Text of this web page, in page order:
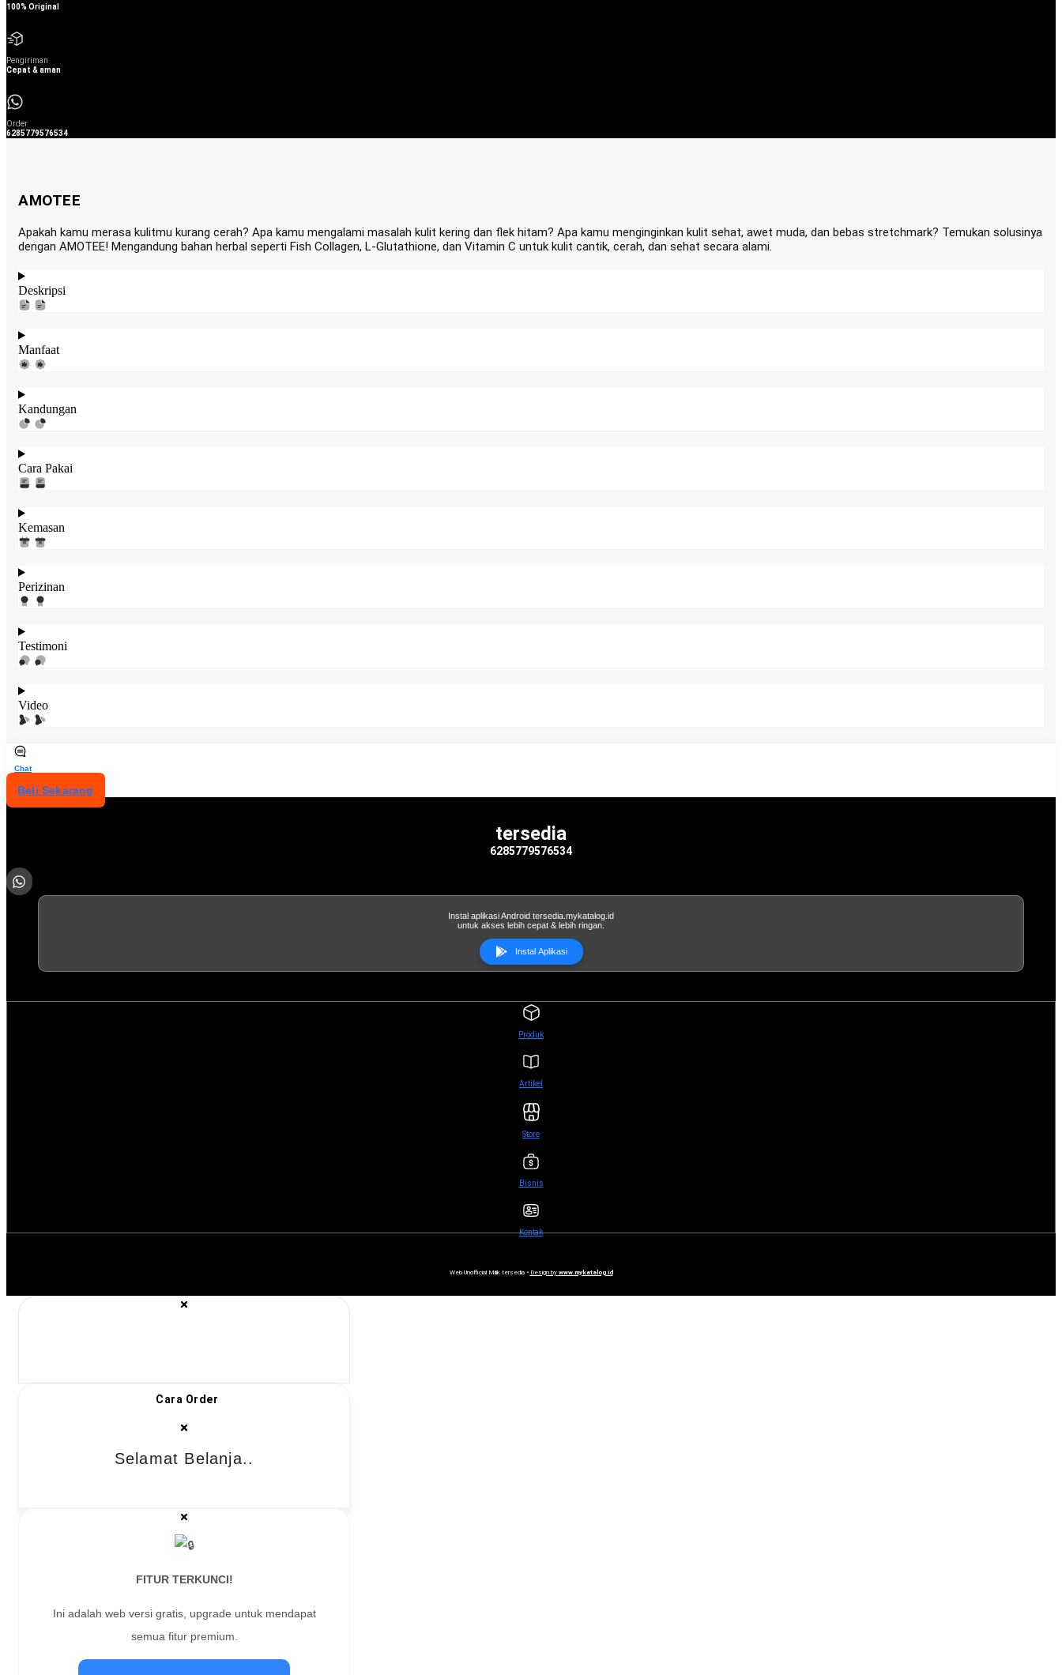
100% Original
Pengiriman
Cepat & aman
Order
6285779576534
AMOTEE
Apakah kamu merasa kulitmu kurang cerah? Apa kamu mengalami masalah kulit kering dan flek hitam? Apa kamu menginginkan kulit sehat, awet muda, dan bebas stretchmark? Temukan solusinya
dengan AMOTEE! Mengandung bahan herbal seperti Fish Collagen, L-Glutathione, dan Vitamin C untuk kulit cantik, cerah, dan sehat secara alami.
Deskripsi
Manfaat
Kandungan
Cara Pakai
Kemasan
Perizinan
Testimoni
Video
Chat
Beli Sekarang
tersedia
6285779576534
Instal aplikasi Android tersedia.mykatalog.id
untuk akses lebih cepat & lebih ringan.
Instal Aplikasi
Produk
Artikel
Store
Bisnis
Kontak
Web Unofficial Milik tersedia • Design by www.mykatalog.id
Cara Order
Selamat Belanja..
FITUR TERKUNCI!
Ini adalah web versi gratis, upgrade untuk mendapat
semua fitur premium.